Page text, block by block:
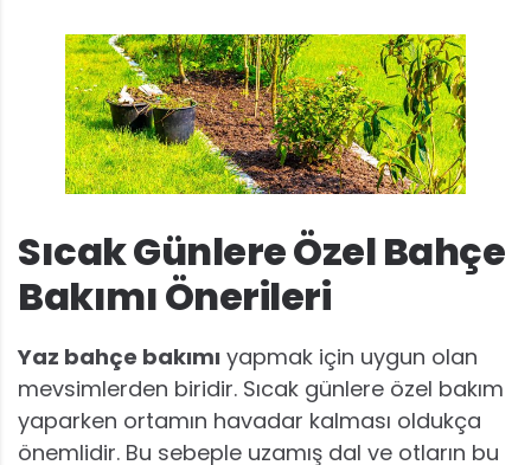
Sıcak Günlere Özel Bahçe
Bakımı Önerileri
Yaz bahçe bakımı yapmak için uygun olan
mevsimlerden biridir. Sıcak günlere özel bakım
yaparken ortamın havadar kalması oldukça
önemlidir. Bu sebeple uzamış dal ve otların bu